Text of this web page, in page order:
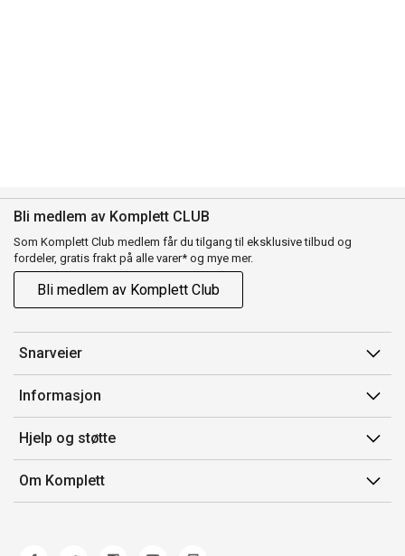
Bli medlem av Komplett CLUB
Som Komplett Club medlem får du tilgang til eksklusive tilbud og
fordeler, gratis frakt på alle varer* og mye mer.
Bli medlem av Komplett Club
Snarveier
Min side
Ordreoversikt
Flex
Komplett Club
Informasjon
Salgsbetingelser
Medlemsvilkår for Komplett Club
Merker/produsent
Hjelp og støtte
Kontakt oss
Kundeservice
Om Komplett